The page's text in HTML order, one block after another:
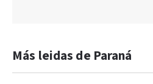
Más leidas de Paraná